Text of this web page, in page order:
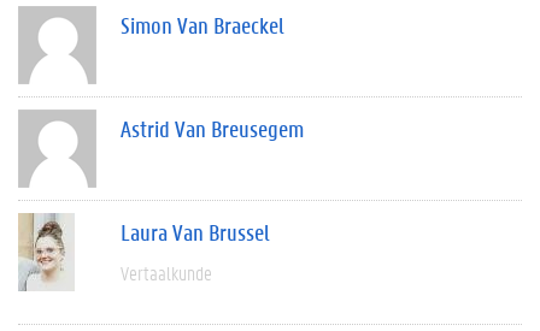
Simon Van Braeckel
Astrid Van Breusegem
Laura Van Brussel
Vertaalkunde